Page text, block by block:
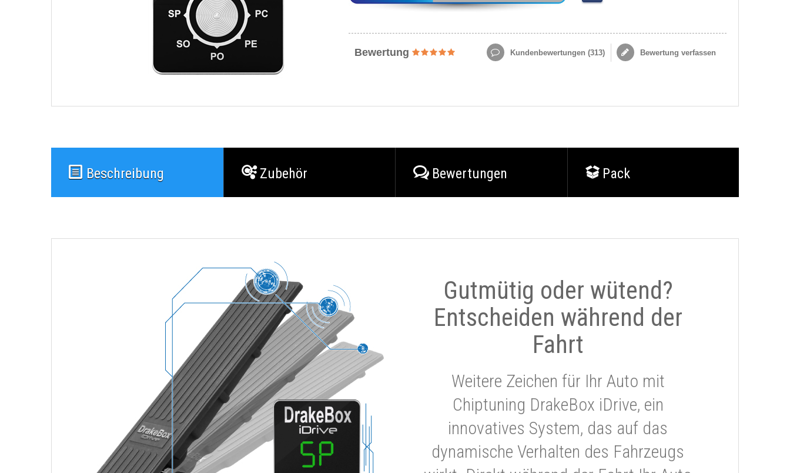
Bewertung Kundenbewertungen (313) Bewertung verfassen
Beschreibung Zubehör Bewertungen Pack
Gutmütig oder wütend?
Entscheiden während der
Fahrt
Weitere Zeichen für Ihr Auto mit
Chiptuning DrakeBox iDrive, ein
innovatives System, das auf das
dynamische Verhalten des Fahrzeugs